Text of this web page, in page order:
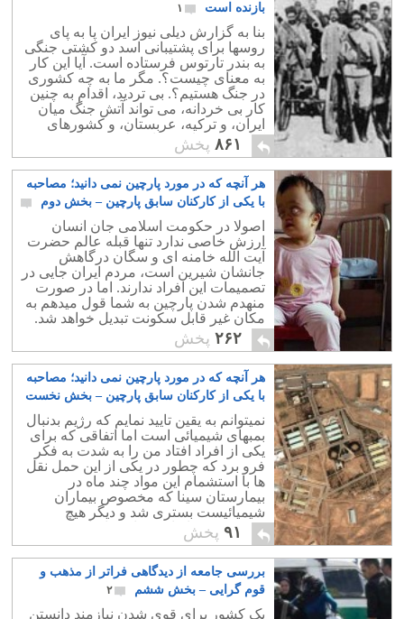
بازنده است
۱
بنا به گزارش دیلی نیوز‪‬ ایران پا به پای
روسها برای پشتیبانی اسد دو کشتی جنگی
به بندر تارتوس فرستاده است. آیا این کار
به معنای چیست؟. مگر ما به چه کشوری
در جنگ هستیم؟. بی تردید، اقدام به چنین
کار بی خردانه، می تواند آتش جنگ میان
ایران، و ترکیه، عربستان، و کشورهای
کناره خلیج پارس را شعله ور سازد‪.‬
۸۶۱ پخش
هر آنچه که در مورد پارچین نمی دانید؛ مصاحبه
با یکی از کارکنان سابق پارچین – بخش دوم
۳اصولا در حکومت اسلامی جان انسان
ارزش خاصی ندارد تنها قبله عالم حضرت
آیت الله خامنه ای و سگان درگاهش
جانشان شیرین است، مردم ایران جایی در
تصمیمات این افراد ندارند. اما در صورت
منهدم شدن پارچین به شما قول میدهم به
مکان غیر قابل سکونت تبدیل خواهد شد.
۲۶۲ پخش
هر آنچه که در مورد پارچین نمی دانید؛ مصاحبه
با یکی از کارکنان سابق پارچین – بخش نخست
نمیتوانم به یقین تایید نمایم که رژیم بدنبال
بمبهای شیمیائی است اما اتفاقی که برای
یکی از افراد افتاد من را به شدت به فکر
فرو برد که چطور در یکی از این حمل نقل
ها با استشمام این مواد چند ماه در
بیمارستان سینا که مخصوص بیماران
شیمیائیست بستری شد و دیگر هیچ
نفهمیدیم چه اتفاقی برایش افتاد!.
۹۱ پخش
بررسی جامعه از دیدگاهی فراتر از مذهب و
قوم گرایی – بخش ششم
۲
یک کشور برای قوی شدن نیازمند دانستن